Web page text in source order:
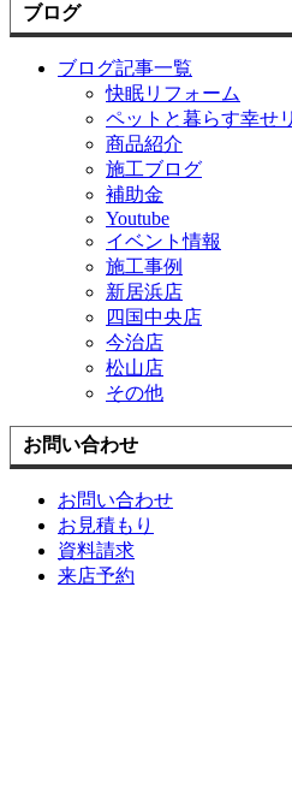
ブログ
ブログ記事一覧
快眠リフォーム
ペットと暮らす幸せ
商品紹介
施工ブログ
補助金
Youtube
イベント情報
施工事例
新居浜店
四国中央店
今治店
松山店
その他
お問い合わせ
お問い合わせ
お見積もり
資料請求
来店予約